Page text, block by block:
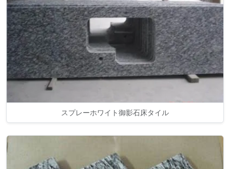
スプレーホワイト御影石床タイル